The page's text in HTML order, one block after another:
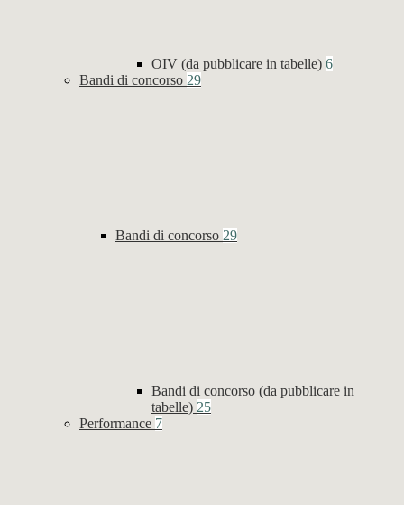
OIV (da pubblicare in tabelle) 6
Bandi di concorso 29
Bandi di concorso 29
Bandi di concorso (da pubblicare in
tabelle) 25
Performance 7